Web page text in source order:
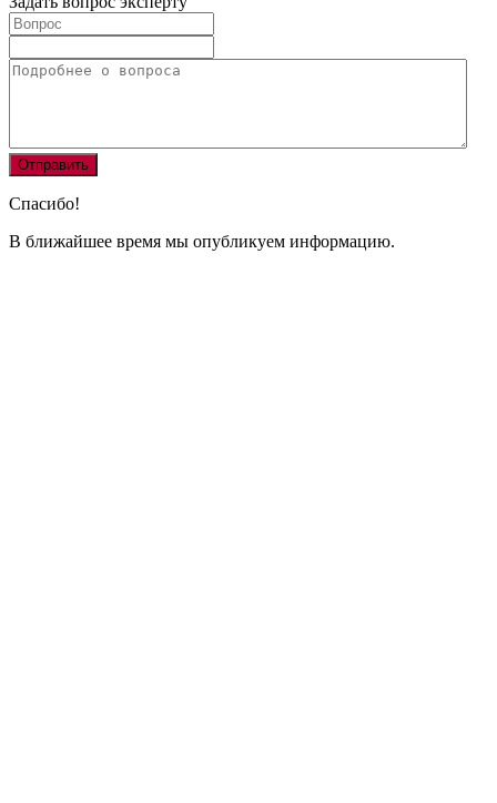
Спасибо!
В ближайшее время мы опубликуем информацию.